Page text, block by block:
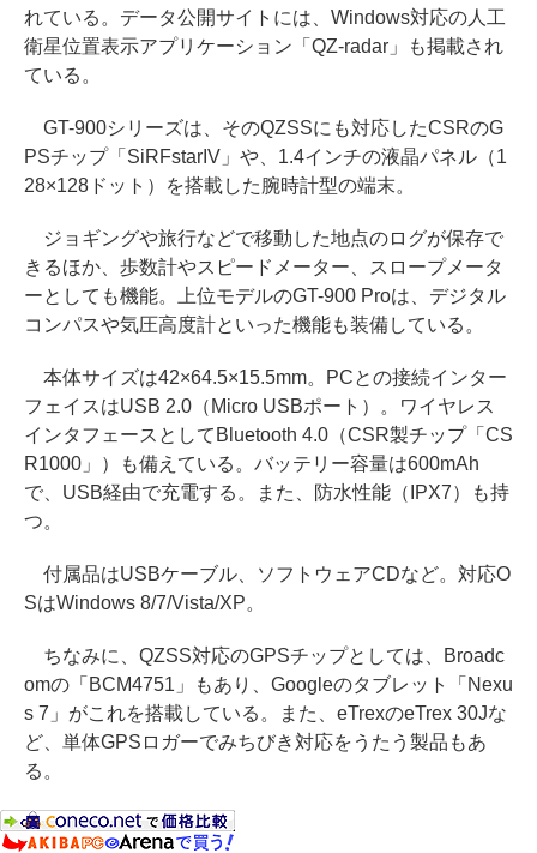
れている。データ公開サイトには、Windows対応の人工
衛星位置表示アプリケーション「QZ-radar」も掲載され
ている。
GT-900シリーズは、そのQZSSにも対応したCSRのG
PSチップ「SiRFstarIV」や、1.4インチの液晶パネル（1
28×128ドット）を搭載した腕時計型の端末。
ジョギングや旅行などで移動した地点のログが保存で
きるほか、歩数計やスピードメーター、スロープメータ
ーとしても機能。上位モデルのGT-900 Proは、デジタル
コンパスや気圧高度計といった機能も装備している。
本体サイズは42×64.5×15.5mm。PCとの接続インター
フェイスはUSB 2.0（Micro USBポート）。ワイヤレス
インタフェースとしてBluetooth 4.0（CSR製チップ「CS
R1000」）も備えている。バッテリー容量は600mAh
で、USB経由で充電する。また、防水性能（IPX7）も持
つ。
付属品はUSBケーブル、ソフトウェアCDなど。対応O
SはWindows 8/7/Vista/XP。
ちなみに、QZSS対応のGPSチップとしては、Broadc
omの「BCM4751」もあり、Googleのタブレット「Nexu
s 7」がこれを搭載している。また、eTrexのeTrex 30Jな
ど、単体GPSロガーでみちびき対応をうたう製品もあ
る。